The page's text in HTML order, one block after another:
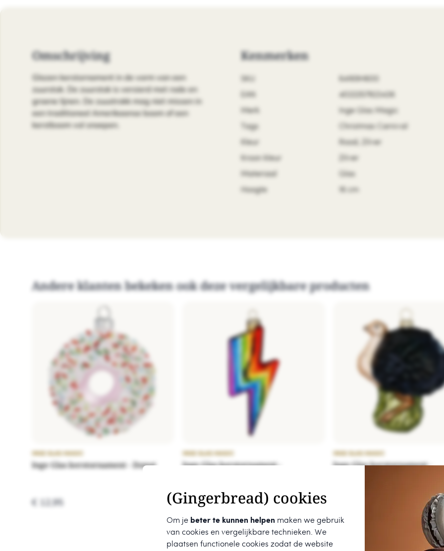
(Gingerbread) cookies
Om je beter te kunnen helpen maken we gebruik
van cookies en vergelijkbare technieken. We
plaatsen functionele cookies zodat de website
Omschrijving
Glazen kerstornament in de vorm van een
zuurstok. De zuurstok is versierd met rode en
groene lijnen. De zuustrokk mag niet missen in
een traditioneel Amerikaanse boom of een
kerstboom vol snoepen.
Kenmerken
Merk
Inge Glas Magic
Tags
Christmas Carnival
Kleur
Rood, Zilver
Kroon kleur
Zilver
Materiaal
Glas
Hoogte
Andere klanten bekeken ook deze vergelijkbare producten
Inge Glas kerstornament - Donut
€ 12,95
Inge Glas kerstornament -
€ 13,95
Inge Glas kerstornament -